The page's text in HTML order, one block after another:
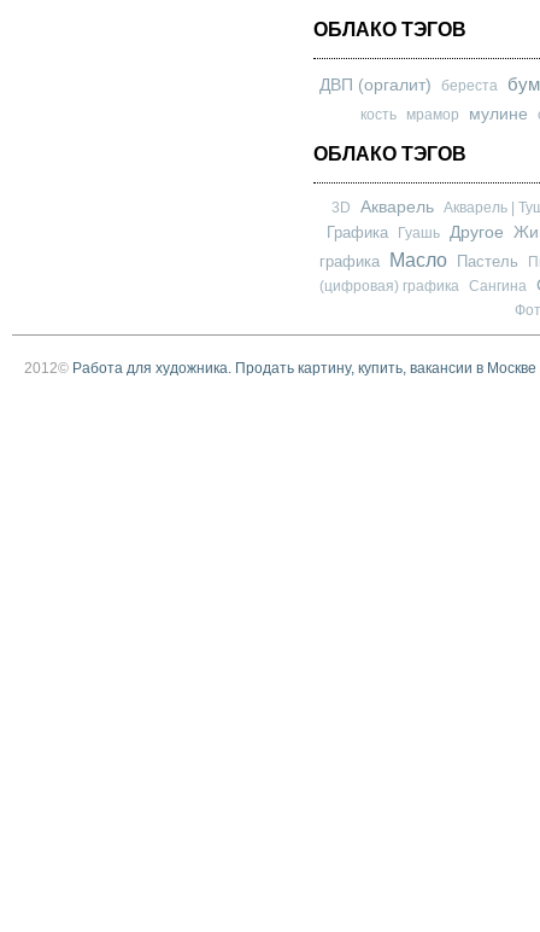
ОБЛАКО ТЭГОВ
ДВП (оргалит) береста
кость мрамор мулине
ОБЛАКО ТЭГОВ
3D Акварель Акварель |
Графика Гуашь Другое
графика
Масло Пастель
(цифровая) графика
Сангина
2012© Работа для художника. Продать картину, купить, вакансии в Москве